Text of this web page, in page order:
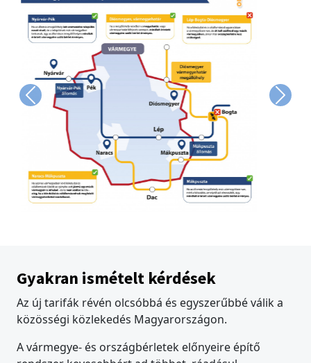
Previous Next
Gyakran ismételt kérdések
Az új tarifák révén olcsóbbá és egyszerűbbé válik a
közösségi közlekedés Magyarországon.
A vármegye- és országbérletek előnyeire építő